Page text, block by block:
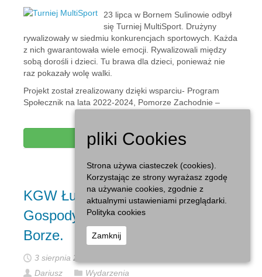
23 lipca w Bornem Sulinowie odbył
się Turniej MultiSport. Drużyny
rywalizowały w siedmiu konkurencjach sportowych. Każda
z nich gwarantowała wiele emocji. Rywalizowali między
sobą dorośli i dzieci. Tu brawa dla dzieci, ponieważ nie
raz pokazały wolę walki.
Projekt został zrealizowany dzięki wsparciu- Program
Społecznik na lata 2022-2024, Pomorze Zachodnie –
Czytaj dalej...
KGW Łubowo na VI Kongresie Kół
Gospodyń Wiejskich w Białym
Borze.
3 sierpnia 2022
Dariusz
Wydarzenia
pliki Cookies
Strona używa ciasteczek (cookies).
Korzystając ze strony wyrażasz zgodę
na używanie cookies, zgodnie z
aktualnymi ustawieniami przeglądarki.
Polityka cookies
Zamknij